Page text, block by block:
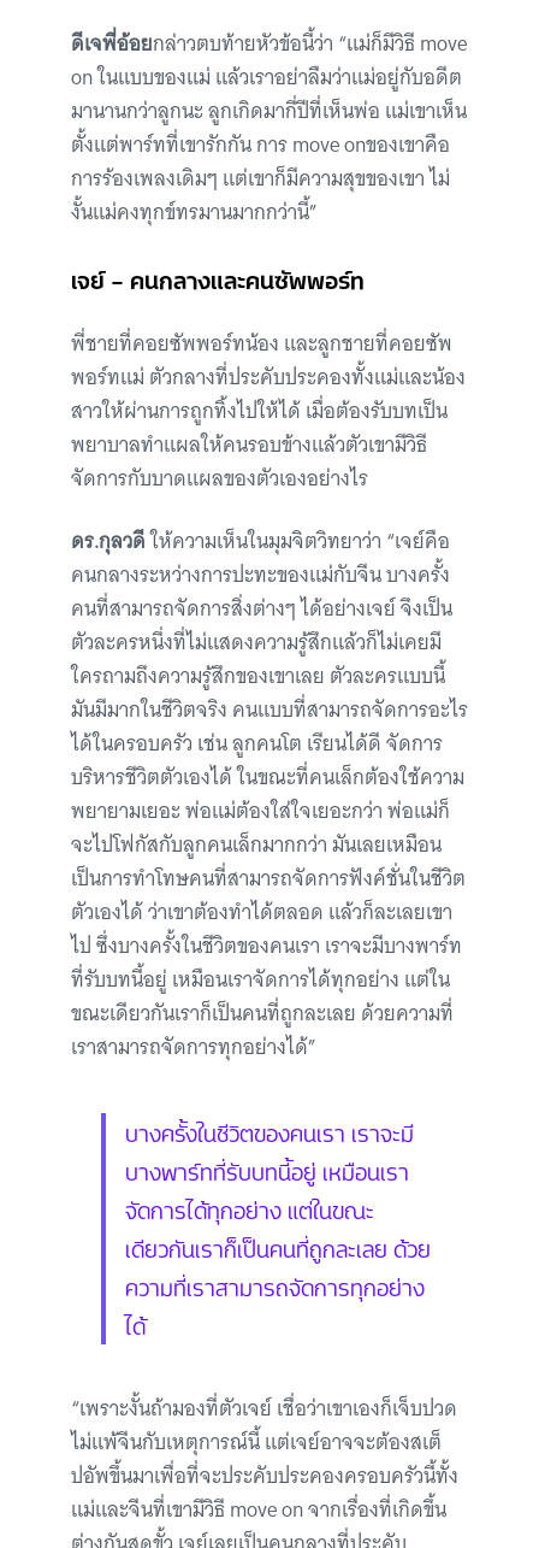
ดีเจพี่อ้อยกล่าวตบท้ายหัวข้อนี้ว่า “แม่ก็มีวิธี move
on ในแบบของแม่ แล้วเราอย่าลืมว่าแม่อยู่กับอดีต
มานานกว่าลูกนะ ลูกเกิดมากี่ปีที่เห็นพ่อ แม่เขาเห็น
ตั้งแต่พาร์ทที่เขารักกัน การ move onของเขาคือ
การร้องเพลงเดิมๆ แต่เขาก็มีความสุขของเขา ไม่
งั้นแม่คงทุกข์ทรมานมากกว่านี้”
เจย์ – คนกลางและคนซัพพอร์ท
พี่ชายที่คอยซัพพอร์ทน้อง และลูกชายที่คอยซัพ
พอร์ทแม่ ตัวกลางที่ประคับประคองทั้งแม่และน้อง
สาวให้ผ่านการถูกทิ้งไปให้ได้ เมื่อต้องรับบทเป็น
พยาบาลทำแผลให้คนรอบข้างแล้วตัวเขามีวิธี
จัดการกับบาดแผลของตัวเองอย่างไร
ดร.กุลวดีให้ความเห็นในมุมจิตวิทยาว่า “เจย์คือ
คนกลางระหว่างการปะทะของเเม่กับจีน บางครั้ง
คนที่สามารถจัดการสิ่งต่างๆ ได้อย่างเจย์ จึงเป็น
ตัวละครหนึ่งที่ไม่แสดงความรู้สึกแล้วก็ไม่เคยมี
ใครถามถึงความรู้สึกของเขาเลย ตัวละครแบบนี้
มันมีมากในชีวิตจริง คนแบบที่สามารถจัดการอะไร
ได้ในครอบครัว เช่น ลูกคนโต เรียนได้ดี จัดการ
บริหารชีวิตตัวเองได้ ในขณะที่คนเล็กต้องใช้ความ
พยายามเยอะ พ่อแม่ต้องใส่ใจเยอะกว่า พ่อแม่ก็
จะไปโฟกัสกับลูกคนเล็กมากกว่า มันเลยเหมือน
เป็นการทำโทษคนที่สามารถจัดการฟังค์ชั่นในชีวิต
ตัวเองได้ ว่าเขาต้องทำได้ตลอด แล้วก็ละเลยเขา
ไป ซึ่งบางครั้งในชีวิตของคนเรา เราจะมีบางพาร์ท
ที่รับบทนี้อยู่ เหมือนเราจัดการได้ทุกอย่าง แต่ใน
ขณะเดียวกันเราก็เป็นคนที่ถูกละเลย ด้วยความที่
เราสามารถจัดการทุกอย่างได้”
บางครั้งในชีวิตของคนเรา เราจะมี
บางพาร์ทที่รับบทนี้อยู่ เหมือนเรา
จัดการได้ทุกอย่าง แต่ในขณะ
เดียวกันเราก็เป็นคนที่ถูกละเลย ด้วย
ความที่เราสามารถจัดการทุกอย่าง
ได้
“เพราะงั้นถ้ามองที่ตัวเจย์ เชื่อว่าเขาเองก็เจ็บปวด
ไม่แพ้จีนกับเหตุการณ์นี้ แต่เจย์อาจจะต้องสเต็
ปอัพขึ้นมาเพื่อที่จะประคับประคองครอบครัวนี้ทั้ง
แม่และจีนที่เขามีวิธี move on จากเรื่องที่เกิดขึ้น